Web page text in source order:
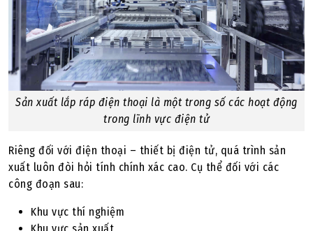
Sản xuất lắp ráp điện thoại là một trong số các hoạt động
trong lĩnh vực điện tử
Riêng đối với điện thoại – thiết bị điện tử, quá trình sản
xuất luôn đòi hỏi tính chính xác cao. Cụ thể đối với các
công đoạn sau:
Khu vực thí nghiệm